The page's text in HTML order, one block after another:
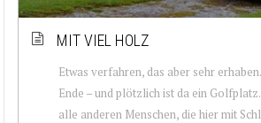
MIT VIEL HOLZ
Etwas verfahren, das aber sehr
Ende – und plötzlich ist da ein
alle anderen Menschen, die hier mit